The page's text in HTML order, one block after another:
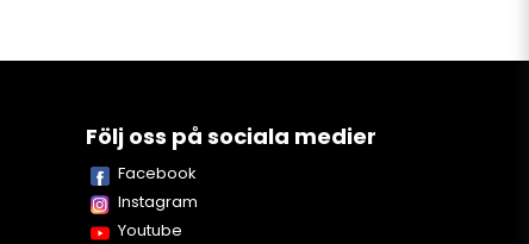
Följ oss på sociala medier
Facebook
Instagram
Youtube